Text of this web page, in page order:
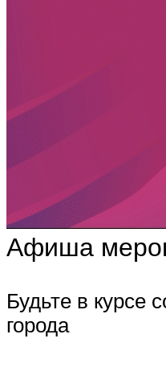
Афиша
Будьте в курсе
города